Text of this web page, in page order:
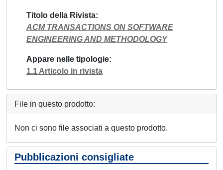
Titolo della Rivista
ACM TRANSACTIONS ON SOFTWARE
ENGINEERING AND METHODOLOGY
Appare nelle tipologie
1.1 Articolo in rivista
File in questo prodotto:
Non ci sono file associati a questo prodotto.
Pubblicazioni consigliate